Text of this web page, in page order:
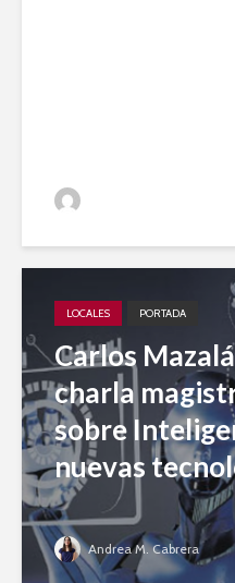
LOCALES PORTADA
Carlos
charla
sobre
nuevas
Andrea M. Cabrera